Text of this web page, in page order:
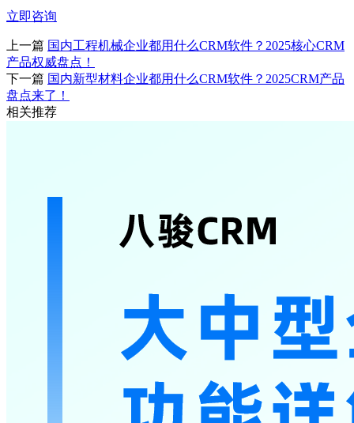
立即咨询
上一篇 国内工程机械企业都用什么CRM软件？2025核心CRM
产品权威盘点！
下一篇 国内新型材料企业都用什么CRM软件？2025CRM产品
盘点来了！
相关推荐